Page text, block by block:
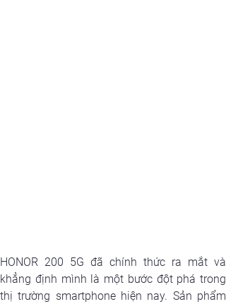
HONOR 200 5G đã chính thức ra mắt và
khẳng định mình là một bước đột phá trong
thị trường smartphone hiện nay. Sản phẩm